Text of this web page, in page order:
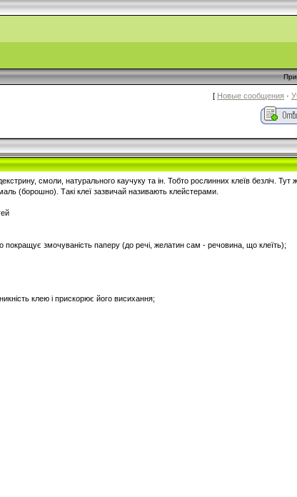
[ Новые сообщения ·
смоли, натурального каучуку та ін. Тобто рослинних клеїв безліч.
(борошно). Такі клеї зазвичай називають клейстерами.
змочуваність паперу (до речі, желатин сам - речовина, що клеїть);
клею і прискорює його висихання;